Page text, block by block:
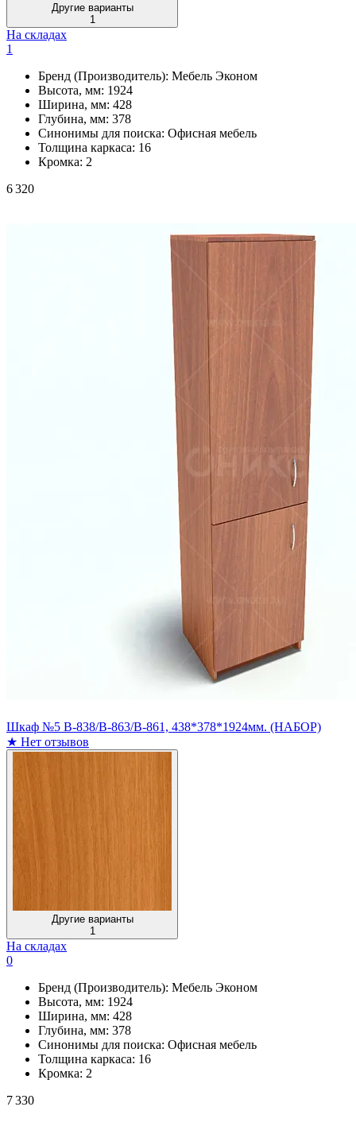
Другие варианты
1
На складах
1
Бренд (Производитель): Мебель Эконом
Высота, мм: 1924
Ширина, мм: 428
Глубина, мм: 378
Синонимы для поиска: Офисная мебель
Толщина каркаса: 16
Кромка: 2
6 320
Шкаф №5 В-838/В-863/В-861, 438*378*1924мм. (НАБОР)
★ Нет отзывов
Другие варианты
1
На складах
0
Бренд (Производитель): Мебель Эконом
Высота, мм: 1924
Ширина, мм: 428
Глубина, мм: 378
Синонимы для поиска: Офисная мебель
Толщина каркаса: 16
Кромка: 2
7 330